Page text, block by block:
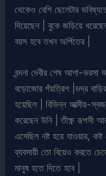
থেকেও বেশি ছেলেটার
দিয়েছেন | বুকে জড়িয়ে
বয়স হবে তখন অর্পিতের |
বন্দনা দেবীর শেষ আশা-
বড়োজোর পঁয়ত্রিশ |ভদ্র
হয়েছিল | বিভিন্ন আত্মীয়-
করেছেন উনি | তীক্ষ্ণ রূপসী
এসেছিল নষ্ট হয়ে যাওয়ার,
ব্যবসায়ী তো বিয়েও করতে
মানুষ হতে দিতে হবে |